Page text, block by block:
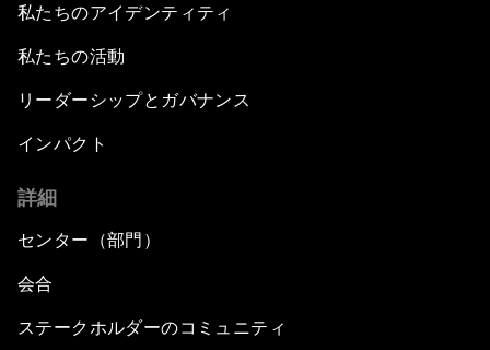
私たちのアイデンティティ
私たちの活動
リーダーシップとガバナンス
インパクト
詳細
センター（部門）
会合
ステークホルダーのコミュニティ